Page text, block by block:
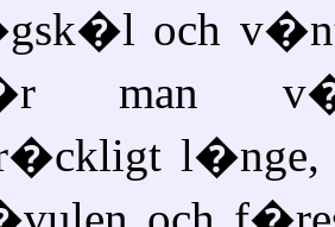
och
man
l�nge,